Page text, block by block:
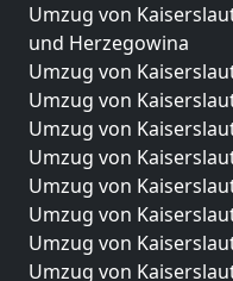
Umzug von
und Herzegowina
Umzug von
Umzug von
Umzug von
Umzug von
Umzug von
Umzug von
Umzug von
Umzug von